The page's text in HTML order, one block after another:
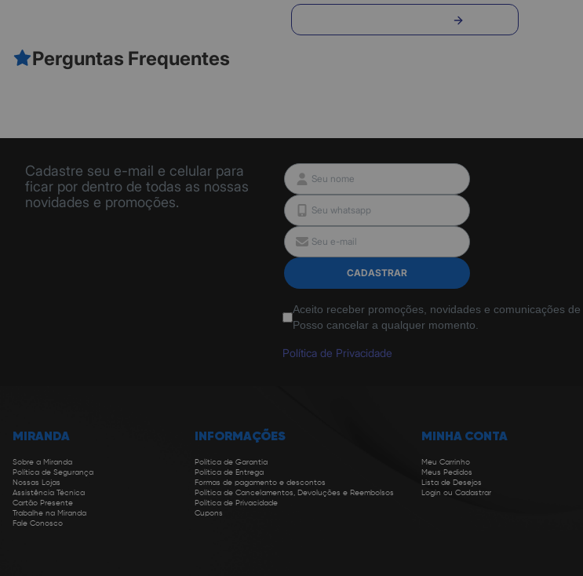
Perguntas Frequentes
Cadastre seu e-mail e celular para
ficar por dentro de todas as nossas
novidades e promoções.
CADASTRAR
Aceito receber promoções, novidades e comunicações
Posso cancelar a qualquer momento.
Política de Privacidade
MIRANDA
Sobre a Miranda
Política de Segurança
Nossas Lojas
Assistência Técnica
Cartão Presente
Trabalhe na Miranda
Fale Conosco
INFORMAÇÕES
Política de Garantia
Política de Entrega
Formas de pagamento e descontos
Política de Cancelamentos, Devoluções e Reembolsos
Política de Privacidade
Cupons
MINHA CONTA
Meu Carrinho
Meus Pedidos
Lista de Desejos
Login ou Cadastrar